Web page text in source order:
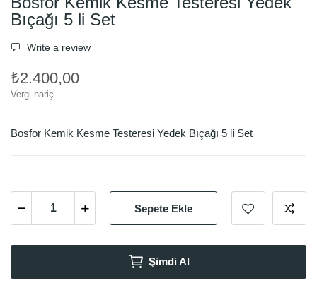
Bıçağı 5 li Set
Write a review
₺2.400,00
Vergi hariç
Bosfor Kemik Kesme Testeresi Yedek Bıçağı 5 li Set
Sepete Ekle
Şimdi Al